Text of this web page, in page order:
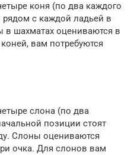
коня (по два каждого
с каждой ладьей в
шахматах оцениваются в
вам потребуются
слона (по два
позиции стоят
Слоны оцениваются
очка. Для слонов вам